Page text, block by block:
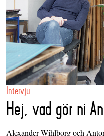
Intervju
Hej, vad gör ni
Alexander Wihlborg och